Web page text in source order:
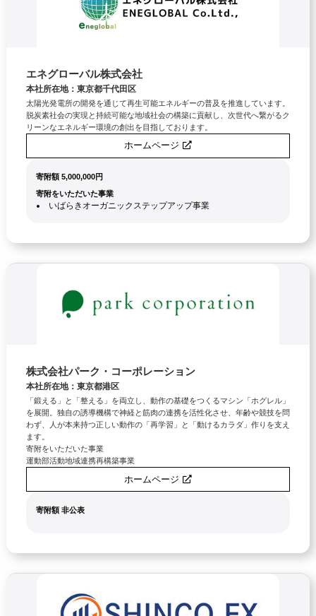
エネグローバル株式会社
本社所在地：東京都千代田区
太陽光発電所の開発を通じて再生可能エネルギーの普及を推進しています。
脱炭素社会の実現と持続可能な地域社会の構築に貢献し、次世代へ繋がるク
リーンなエネルギー環境の創出を目指しております。
ホームページ
寄附額 5,000,000円
寄附をいただいた事業
いばらきオーガニックステップアップ事業
株式会社パーク・コーポレーション
本社所在地：東京都港区
「鍛える」と「整える」を両立し、動作の基礎をつくるマシン「ホグレル」
を展開。独自の誘導機構で神経と筋肉の連携を活性化させ、年齢や競技を問
わず、人が本来持つ正しい動作の「再学習」と「動けるカラダ」作りを支え
ます。
寄附をいただいた事業
運動部活動地域連携再構築事業
ホームページ
寄附額 非公表